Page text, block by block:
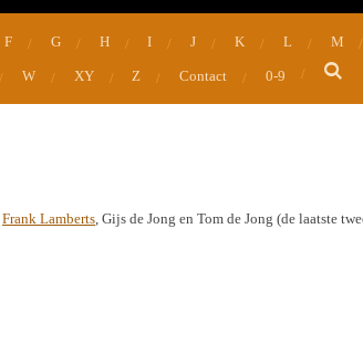
F G H I J K L M
W XY Z Contact 0-9
Frank Lamberts, Gijs de Jong en Tom de Jong (de laatste